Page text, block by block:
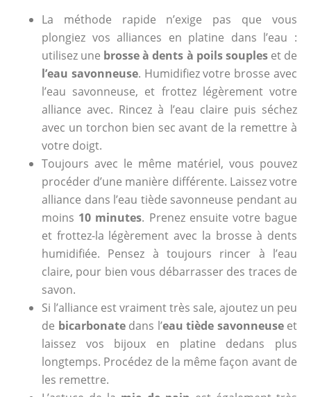
La méthode rapide n’exige pas que vous
plongiez vos alliances en platine dans l’eau :
utilisez une brosse à dents à poils soupleset de
l’eau savonneuse. Humidifiez votre brosse avec
l’eau savonneuse, et frottez légèrement votre
alliance avec. Rincez à l’eau claire puis séchez
avec un torchon bien sec avant de la remettre à
votre doigt.
Toujours avec le même matériel, vous pouvez
procéder d’une manière différente. Laissez votre
alliance dans l’eau tiède savonneuse pendant au
moins 10 minutes. Prenez ensuite votre bague
et frottez-la légèrement avec la brosse à dents
humidifiée. Pensez à toujours rincer à l’eau
claire, pour bien vous débarrasser des traces de
savon.
Si l’alliance est vraiment très sale, ajoutez un peu
de bicarbonatedans l’eau tiède savonneuseet
laissez vos bijoux en platine dedans plus
longtemps. Procédez de la même façon avant de
les remettre.